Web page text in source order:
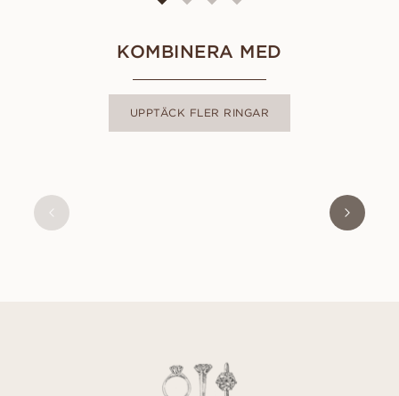
KOMBINERA MED
UPPTÄCK FLER RINGAR